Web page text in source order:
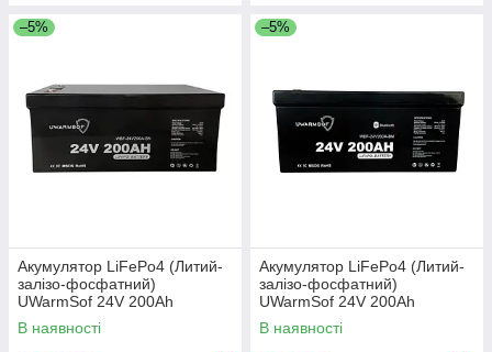
–5%
Акумулятор LiFePo4 (Литий-
залізо-фосфатний)
UWarmSof 24V 200Ah
BMS+LED (з екраном)
В наявності
–5%
Акумулятор LiFePo4 (Литий-
залізо-фосфатний)
UWarmSof 24V 200Ah
BMS+Bluetooth
В наявності